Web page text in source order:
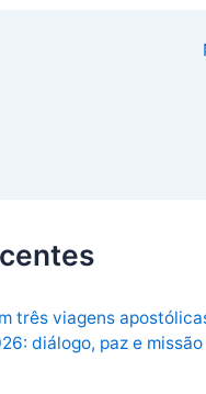
três viagens
diálogo, paz e